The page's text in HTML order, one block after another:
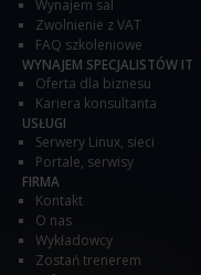
Wynajem sal
Zwolnienie z VAT
FAQ szkoleniowe
WYNAJEM SPECJALISTÓW IT
Oferta dla biznesu
Kariera konsultanta
USŁUGI
Serwery Linux, sieci
Portale, serwisy
FIRMA
Kontakt
O nas
Wykładowcy
Zostań trenerem